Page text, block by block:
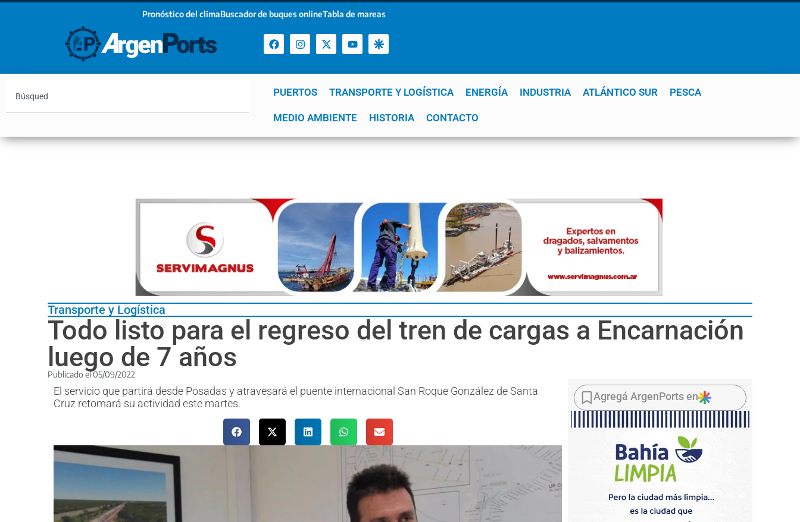
Pronóstico del climaBuscador de buques onlineTabla de mareas
PUERTOS TRANSPORTE Y LOGÍSTICA ENERGÍA INDUSTRIA ATLÁNTICO SUR PESCA
MEDIO AMBIENTE HISTORIA CONTACTO
YPF GNL Mar del Plata Patagonia Quequén
Transporte y Logística
Todo listo para el regreso del tren de cargas a Encarnación
luego de 7 años
Publicado el05/09/2022
El servicio que partirá desde Posadas y atravesará el puente internacional San Roque González de Santa
Cruz retomará su actividad este martes.
Agregá ArgenPorts en
¡Sumate a nuestro Newsletter!
Email
Estoy de acuerdo con las condiciones y políticas de